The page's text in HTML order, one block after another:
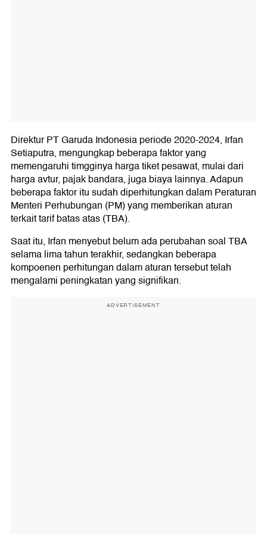
Direktur PT Garuda Indonesia periode 2020-2024, Irfan
Setiaputra, mengungkap beberapa faktor yang
memengaruhi timgginya harga tiket pesawat, mulai dari
harga avtur, pajak bandara, juga biaya lainnya. Adapun
beberapa faktor itu sudah diperhitungkan dalam Peraturan
Menteri Perhubungan (PM) yang memberikan aturan
terkait tarif batas atas (TBA).
Saat itu, Irfan menyebut belum ada perubahan soal TBA
selama lima tahun terakhir, sedangkan beberapa
kompoenen perhitungan dalam aturan tersebut telah
mengalami peningkatan yang signifikan.
ADVERTISEMENT